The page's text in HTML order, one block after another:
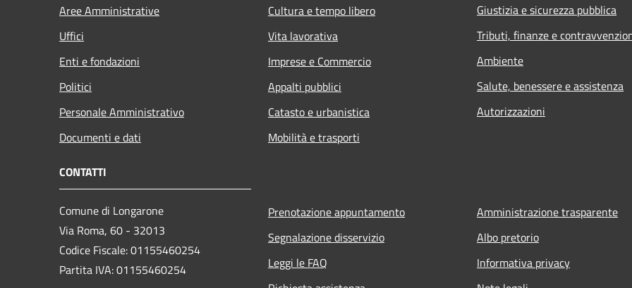
Aree Amministrative
Uffici
Enti e fondazioni
Politici
Personale Amministrativo
Documenti e dati
Cultura e tempo libero
Vita lavorativa
Imprese e Commercio
Appalti pubblici
Catasto e urbanistica
Mobilità e trasporti
Giustizia e sicurezza pubblica
Tributi, finanze e
Ambiente
Salute, benessere e assistenza
Autorizzazioni
CONTATTI
Comune di Longarone
Via Roma, 60 - 32013
Codice Fiscale: 01155460254
Partita IVA: 01155460254
Prenotazione appuntamento
Segnalazione disservizio
Leggi le FAQ
Amministrazione trasparente
Albo pretorio
Informativa privacy